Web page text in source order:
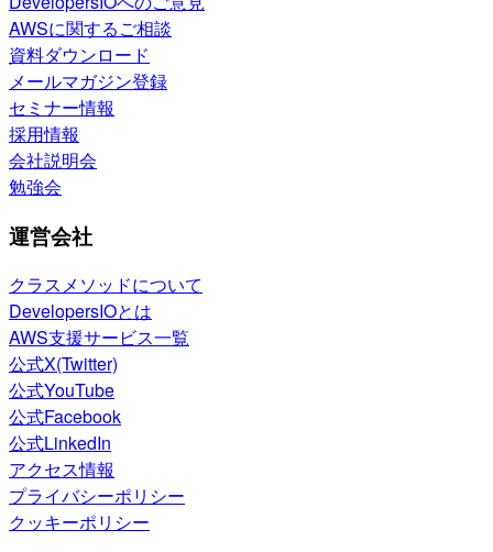
AWSに関するご相談
資料ダウンロード
メールマガジン登録
セミナー情報
採用情報
会社説明会
勉強会
運営会社
クラスメソッドについて
DevelopersIOとは
AWS支援サービス一覧
公式X(Twitter)
公式YouTube
公式Facebook
公式LinkedIn
アクセス情報
プライバシーポリシー
クッキーポリシー